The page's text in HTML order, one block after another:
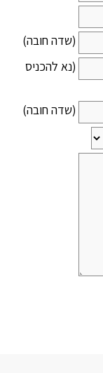
(שדה חובה)
(נא להכניס
(שדה חובה)